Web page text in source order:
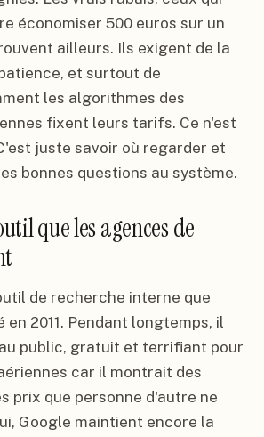
économiser 500 euros sur un
ailleurs. Ils exigent de la
et surtout de
les algorithmes des
fixent leurs tarifs. Ce n'est
juste savoir où regarder et
bonnes questions au système.
que les agences de
de recherche interne que
en 2011. Pendant longtemps, il
public, gratuit et terrifiant pour
car il montrait des
prix que personne d'autre ne
Google maintient encore la